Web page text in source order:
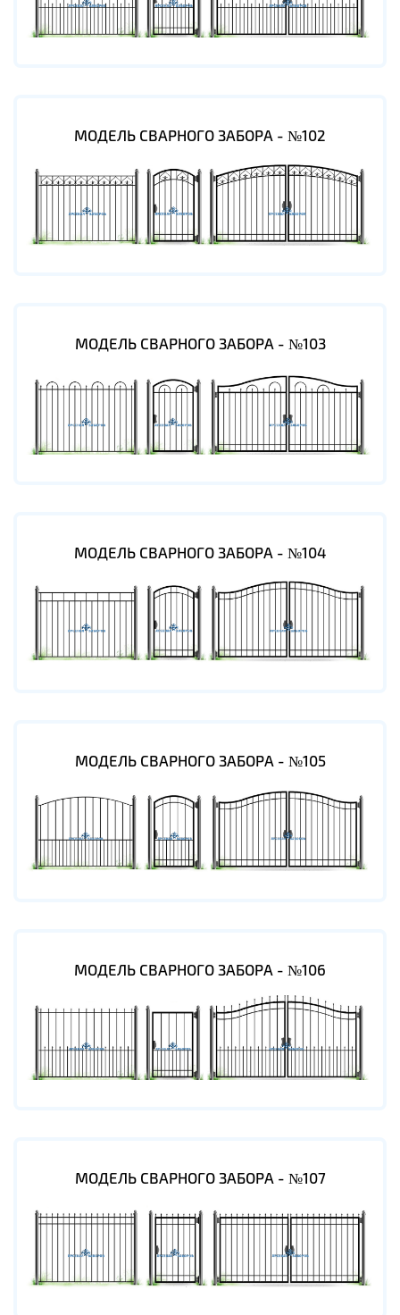
МОДЕЛЬ СВАРНОГО ЗАБОРА - №102
МОДЕЛЬ СВАРНОГО ЗАБОРА - №103
МОДЕЛЬ СВАРНОГО ЗАБОРА - №104
МОДЕЛЬ СВАРНОГО ЗАБОРА - №105
МОДЕЛЬ СВАРНОГО ЗАБОРА - №106
МОДЕЛЬ СВАРНОГО ЗАБОРА - №107